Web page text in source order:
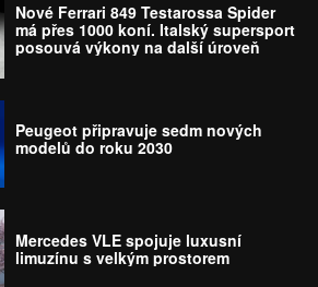
Nové Ferrari 849 Testarossa Spider
má přes 1000 koní. Italský supersport
posouvá výkony na další úroveň
Peugeot připravuje sedm nových
modelů do roku 2030
Mercedes VLE spojuje luxusní
limuzínu s velkým prostorem